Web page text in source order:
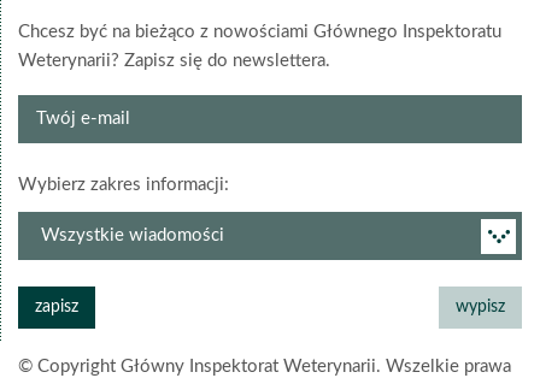
Chcesz być na bieżąco z nowościami Głównego Inspektoratu
Weterynarii? Zapisz się do newslettera.
Twój
Wybierz zakres informacji:
newslettera
© Copyright Główny Inspektorat Weterynarii. Wszelkie prawa